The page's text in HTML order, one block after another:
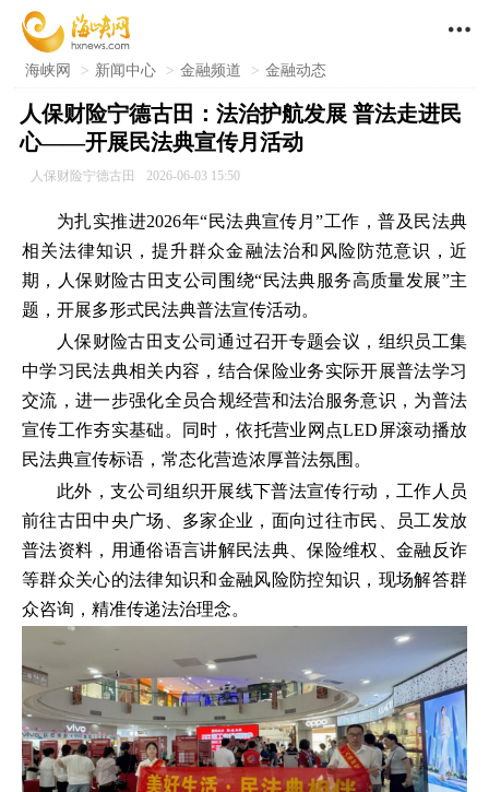

海峡网 > 新闻中心 > 金融频道 > 金融动态
人保财险宁德古田：法治护航发展 普法走进民
心——开展民法典宣传月活动
人保财险宁德古田 2026-06-03 15:50
为扎实推进2026年“民法典宣传月”工作，普及民法典
相关法律知识，提升群众金融法治和风险防范意识，近
期，人保财险古田支公司围绕“民法典服务高质量发展”主
题，开展多形式民法典普法宣传活动。
人保财险古田支公司通过召开专题会议，组织员工集
中学习民法典相关内容，结合保险业务实际开展普法学习
交流，进一步强化全员合规经营和法治服务意识，为普法
宣传工作夯实基础。同时，依托营业网点LED屏滚动播放
民法典宣传标语，常态化营造浓厚普法氛围。
此外，支公司组织开展线下普法宣传行动，工作人员
前往古田中央广场、多家企业，面向过往市民、员工发放
普法资料，用通俗语言讲解民法典、保险维权、金融反诈
等群众关心的法律知识和金融风险防控知识，现场解答群
众咨询，精准传递法治理念。